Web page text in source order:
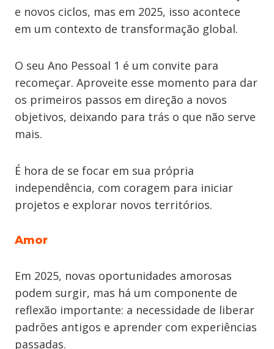
e novos ciclos, mas em 2025, isso acontece
em um contexto de transformação global.
O seu Ano Pessoal 1 é um convite para
recomeçar. Aproveite esse momento para dar
os primeiros passos em direção a novos
objetivos, deixando para trás o que não serve
mais.
É hora de se focar em sua própria
independência, com coragem para iniciar
projetos e explorar novos territórios.
Amor
Em 2025, novas oportunidades amorosas
podem surgir, mas há um componente de
reflexão importante: a necessidade de liberar
padrões antigos e aprender com experiências
passadas.